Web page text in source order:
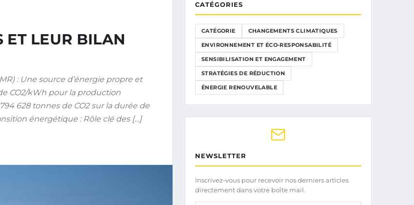
ET LEUR BILAN
: Une source d’énergie propre et
CO2/kWh pour la production
628 tonnes de CO2 sur la durée de
énergétique : Rôle clé des […]
CATÉGORIES
CATÉGORIE CHANGEMENTS CLIMATIQUES
ENVIRONNEMENT ET ÉCO-RESPONSABILITÉ
SENSIBILISATION ET ENGAGEMENT
STRATÉGIES DE RÉDUCTION
ÉNERGIE RENOUVELABLE
NEWSLETTER
Inscrivez-vous pour recevoir nos derniers articles
directement dans votre boîte mail.